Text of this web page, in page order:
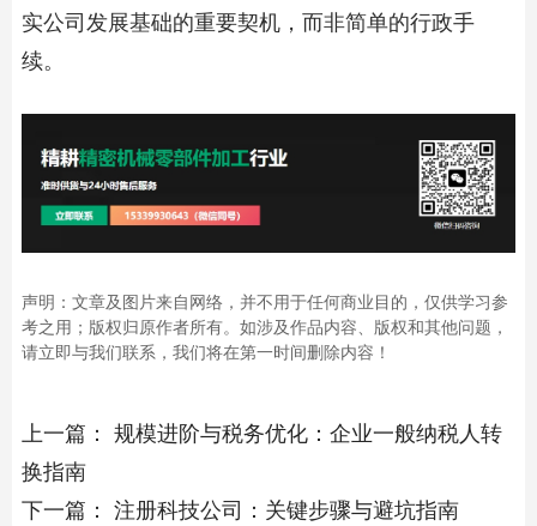
实公司发展基础的重要契机，而非简单的行政手
续。
声明：文章及图片来自网络，并不用于任何商业目的，仅供学习参
考之用；版权归原作者所有。如涉及作品内容、版权和其他问题，
请立即与我们联系，我们将在第一时间删除内容！
上一篇： 规模进阶与税务优化：企业一般纳税人转
换指南
下一篇： 注册科技公司：关键步骤与避坑指南